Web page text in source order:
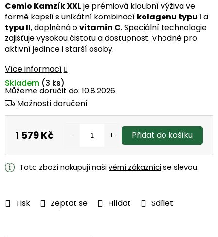
Cemio Kamzík XXLje prémiová kloubní výživa ve
formě kapslí s unikátní kombinací kolagenu typu I a
typu II, doplněná ovitamín C. Speciální technologie
zajišťuje vysokou čistotu a dostupnost. Vhodné pro
aktivní jedince i starší osoby.
Více informací
Tisk Zeptat se Hlídat Sdílet
Můžeme doručit do: 10.8.2026
Možnosti doručení
Skladem (3 ks)
1 579 Kč
cena:
Přidat do košíku
Toto zboží nakupují našivěrní zákaznícise slevou.